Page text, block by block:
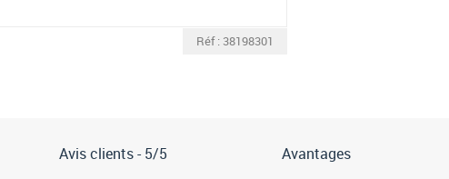
Réf : 38198301
Avis clients -5/5 Avantages